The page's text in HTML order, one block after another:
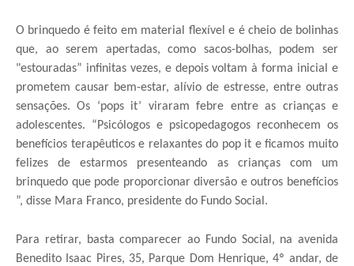
O brinquedo é feito em material flexível e é cheio de bolinhas
que, ao serem apertadas, como sacos-bolhas, podem ser
"estouradas” infinitas vezes, e depois voltam à forma inicial e
prometem causar bem-estar, alívio de estresse, entre outras
sensações. Os ‘pops it’ viraram febre entre as crianças e
adolescentes. “Psicólogos e psicopedagogos reconhecem os
benefícios terapêuticos e relaxantes do pop it e ficamos muito
felizes de estarmos presenteando as crianças com um
brinquedo que pode proporcionar diversão e outros benefícios
”, disse Mara Franco, presidente do Fundo Social.
Para retirar, basta comparecer ao Fundo Social, na avenida
Benedito Isaac Pires, 35, Parque Dom Henrique, 4º andar, de